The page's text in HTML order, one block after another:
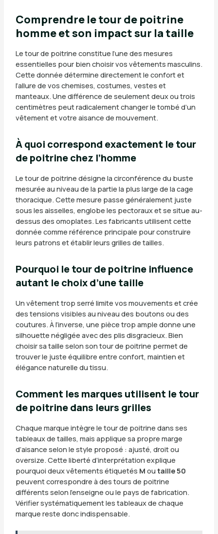
Comprendre le tour de poitrine
homme et son impact sur la taille
Le tour de poitrine constitue l’une des mesures
essentielles pour bien choisir vos vêtements masculins.
Cette donnée détermine directement le confort et
l’allure de vos chemises, costumes, vestes et
manteaux. Une différence de seulement deux ou trois
centimètres peut radicalement changer le tombé d’un
vêtement et votre aisance de mouvement.
À quoi correspond exactement le tour
de poitrine chez l’homme
Le tour de poitrine désigne la circonférence du buste
mesurée au niveau de la partie la plus large de la cage
thoracique. Cette mesure passe généralement juste
sous les aisselles, englobe les pectoraux et se situe au-
dessus des omoplates. Les fabricants utilisent cette
donnée comme référence principale pour construire
leurs patrons et établir leurs grilles de tailles.
Pourquoi le tour de poitrine influence
autant le choix d’une taille
Un vêtement trop serré limite vos mouvements et crée
des tensions visibles au niveau des boutons ou des
coutures. À l’inverse, une pièce trop ample donne une
silhouette négligée avec des plis disgracieux. Bien
choisir sa taille selon son tour de poitrine permet de
trouver le juste équilibre entre confort, maintien et
élégance naturelle du tissu.
Comment les marques utilisent le tour
de poitrine dans leurs grilles
Chaque marque intègre le tour de poitrine dans ses
tableaux de tailles, mais applique sa propre marge
d’aisance selon le style proposé : ajusté, droit ou
oversize. Cette liberté d’interprétation explique
pourquoi deux vêtements étiquetés M ou taille 50
peuvent correspondre à des tours de poitrine
différents selon l’enseigne ou le pays de fabrication.
Vérifier systématiquement les tableaux de chaque
marque reste donc indispensable.